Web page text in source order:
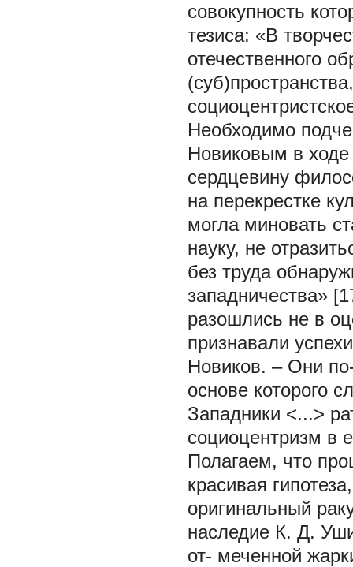
совокупность
тезиса: «В
отечественного
Необходимо
Новиковым в ходе
сердцевину
на перекрестке
могла миновать
науку, не
без труда
западничества»
разошлись не в
признавали
Новиков. – Они
основе которого
Западники <...>
социоцентризм в
Полагаем, что
красивая
оригинальный
наследие К. Д.
от- меченной